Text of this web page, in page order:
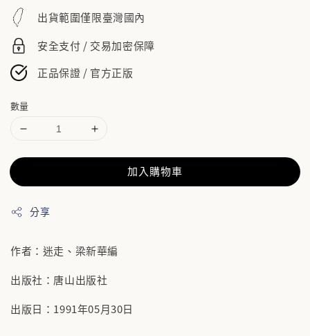
price
出貨範圍僅限臺灣國內
安全支付 / 交易加密保障
正品保證 / 官方正版
數量
加入購物車
分享
作者：迷走、梁新華編
出版社：唐山出版社
出版日：1991年05月30日